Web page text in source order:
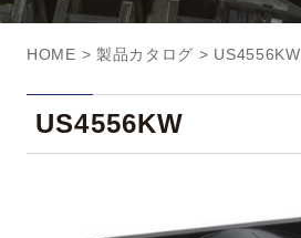
HOME > 製品カタログ > US4556KW
US4556KW